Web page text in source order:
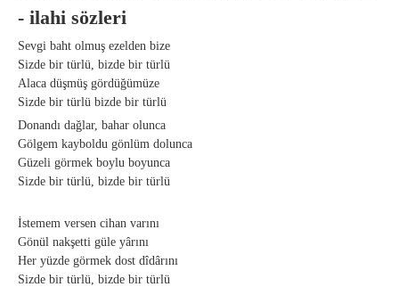
- ilahi sözleri
Sevgi baht olmuş ezelden bize
Sizde bir türlü, bizde bir türlü
Alaca düşmüş gördüğümüze
Sizde bir türlü bizde bir türlü
Donandı dağlar, bahar olunca
Gölgem kayboldu gönlüm dolunca
Güzeli görmek boylu boyunca
Sizde bir türlü, bizde bir türlü
İstemem versen cihan varını
Gönül nakşetti güle yârını
Her yüzde görmek dost dîdârını
Sizde bir türlü, bizde bir türlü